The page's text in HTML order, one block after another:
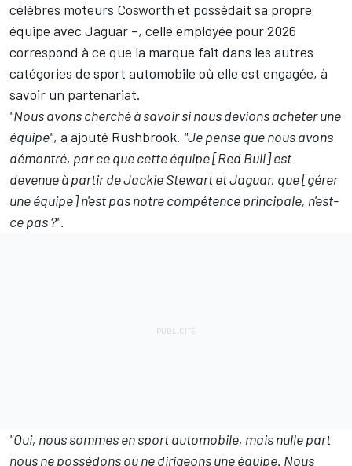
célèbres moteurs Cosworth et possédait sa propre
équipe avec Jaguar –, celle employée pour 2026
correspond à ce que la marque fait dans les autres
catégories de sport automobile où elle est engagée, à
savoir un partenariat.
"Nous avons cherché à savoir si nous devions acheter une
équipe", a ajouté Rushbrook. "Je pense que nous avons
démontré, par ce que cette équipe [Red Bull] est
devenue à partir de Jackie Stewart et Jaguar, que [gérer
une équipe] n'est pas notre compétence principale, n'est-
ce pas ?".
"Oui, nous sommes en sport automobile, mais nulle part
nous ne possédons ou ne dirigeons une équipe. Nous